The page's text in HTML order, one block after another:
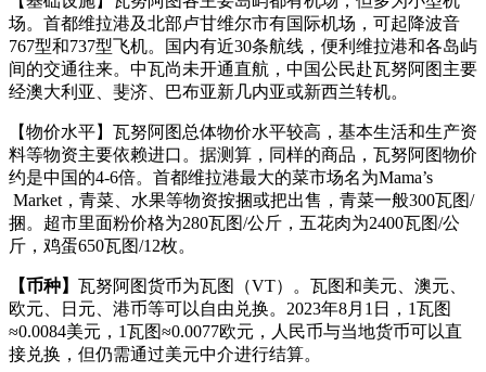
场。首都维拉港及北部卢甘维尔市有国际机场，可起降波音
767型和737型飞机。国内有近30条航线，便利维拉港和各岛屿
间的交通往来。中瓦尚未开通直航，中国公民赴瓦努阿图主要
经澳大利亚、斐济、巴布亚新几内亚或新西兰转机。
【物价水平】瓦努阿图总体物价水平较高，基本生活和生产资
料等物资主要依赖进口。据测算，同样的商品，瓦努阿图物价
约是中国的4-6倍。首都维拉港最大的菜市场名为Mama’s
Market，青菜、水果等物资按捆或把出售，青菜一般300瓦图/
捆。超市里面粉价格为280瓦图/公斤，五花肉为2400瓦图/公
斤，鸡蛋650瓦图/12枚。
【币种】 瓦努阿图货币为瓦图（VT）。瓦图和美元、澳元、
欧元、日元、港币等可以自由兑换。2023年8月1日，1瓦图
≈0.0084美元，1瓦图≈0.0077欧元，人民币与当地货币可以直
接兑换，但仍需通过美元中介进行结算。